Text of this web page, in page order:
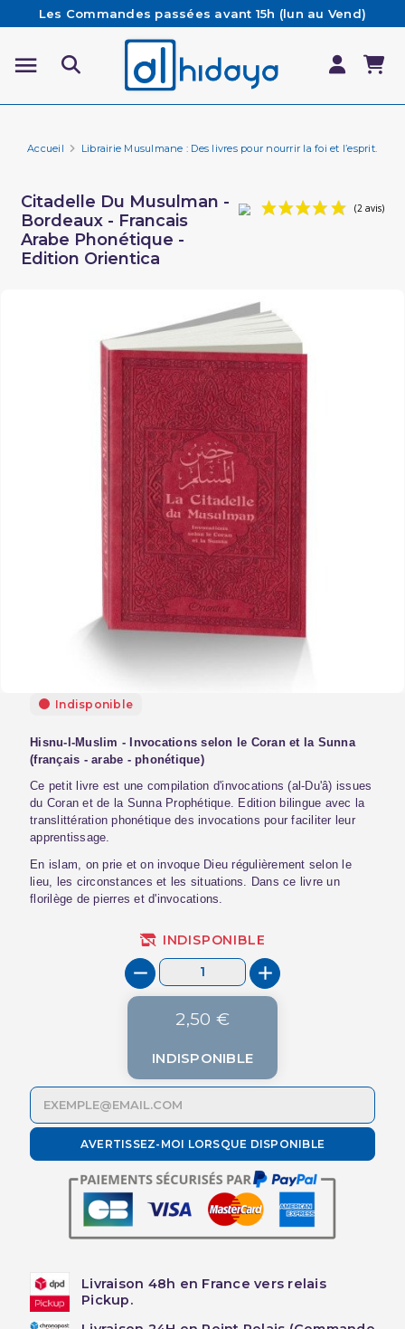
Les Commandes passées avant 15h (lun au Vend)
sont préparées et expédiées le jour même
Besoin d'aide ? Retrouvez notre FAQ
Livraison offerte à partir de 65€ d'achat*
Accueil Librairie Musulmane : Des livres pour nourrir la foi et l’esprit.
Citadelle Du Musulman -
Bordeaux - Francais
Arabe Phonétique -
Edition Orientica
Indisponible
Hisnu-l-Muslim - Invocations selon le Coran et la Sunna
(français - arabe - phonétique)
Ce petit livre est une compilation d'invocations (al-Du'â) issues
du Coran et de la Sunna Prophétique. Edition bilingue avec la
translittération phonétique des invocations pour faciliter leur
apprentissage.
En islam, on prie et on invoque Dieu régulièrement selon le
lieu, les circonstances et les situations. Dans ce livre un
florilège de pierres et d'invocations.
INDISPONIBLE
2,50 €
INDISPONIBLE
AVERTISSEZ-MOI LORSQUE DISPONIBLE
Livraison 48h en France vers relais
Pickup.